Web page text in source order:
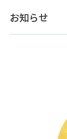
お知らせ